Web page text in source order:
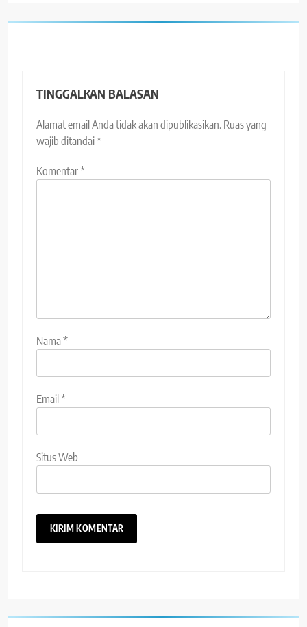
TINGGALKAN BALASAN
Alamat email Anda tidak akan dipublikasikan. Ruas yang
wajib ditandai*
Komentar*
Nama*
Email*
Situs Web